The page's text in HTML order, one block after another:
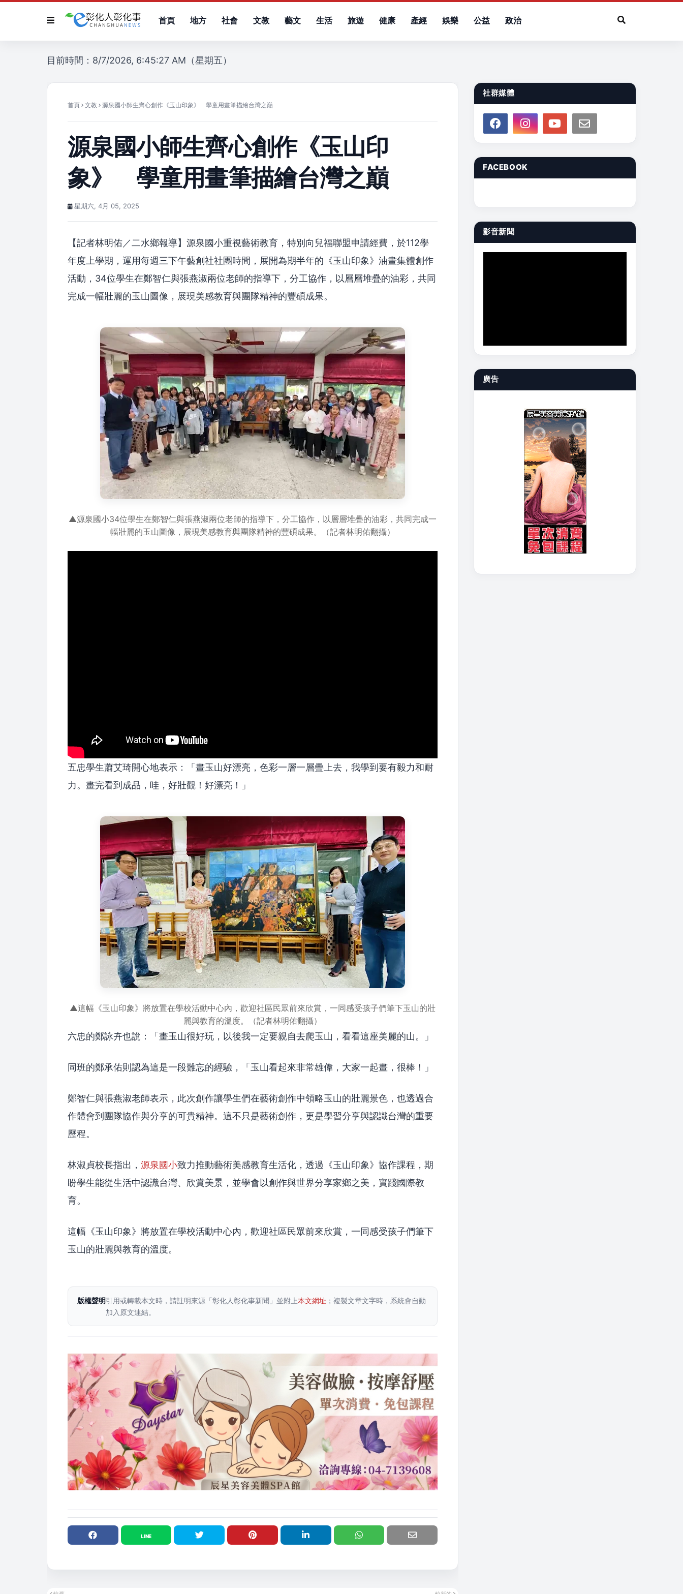
首頁 地方 社會 文教 藝文 生活 旅遊 健康 產經 娛樂 公益 政治
目前時間：8/7/2026, 6:45:27 AM（星期五）
首頁 文教 源泉國小師生齊心創作《玉山印象》 學童用畫筆描繪台灣之巔
源泉國小師生齊心創作《玉山印
象》 學童用畫筆描繪台灣之巔
星期六, 4月 05, 2025
【記者林明佑／二水鄉報導】源泉國小重視藝術教育，特別向兒福聯盟申請經費，於112學
年度上學期，運用每週三下午藝創社社團時間，展開為期半年的《玉山印象》油畫集體創作
活動，34位學生在鄭智仁與張燕淑兩位老師的指導下，分工協作，以層層堆疊的油彩，共同
完成一幅壯麗的玉山圖像，展現美感教育與團隊精神的豐碩成果。
▲源泉國小34位學生在鄭智仁與張燕淑兩位老師的指導下，分工協作，以層層堆疊的油彩，共同完成一
幅壯麗的玉山圖像，展現美感教育與團隊精神的豐碩成果。（記者林明佑翻攝）
五忠學生蕭艾琦開心地表示：「畫玉山好漂亮，色彩一層一層疊上去，我學到要有毅力和耐
力。畫完看到成品，哇，好壯觀！好漂亮！」
▲這幅《玉山印象》將放置在學校活動中心內，歡迎社區民眾前來欣賞，一同感受孩子們筆下玉山的壯
麗與教育的溫度。（記者林明佑翻攝）
六忠的鄭詠卉也說：「畫玉山很好玩，以後我一定要親自去爬玉山，看看這座美麗的山。」
同班的鄭承佑則認為這是一段難忘的經驗，「玉山看起來非常雄偉，大家一起畫，很棒！」
鄭智仁與張燕淑老師表示，此次創作讓學生們在藝術創作中領略玉山的壯麗景色，也透過合
作體會到團隊協作與分享的可貴精神。這不只是藝術創作，更是學習分享與認識台灣的重要
歷程。
林淑貞校長指出， 源泉國小致力推動藝術美感教育生活化，透過《玉山印象》協作課程，期
盼學生能從生活中認識台灣、欣賞美景，並學會以創作與世界分享家鄉之美，實踐國際教
育。
這幅《玉山印象》將放置在學校活動中心內，歡迎社區民眾前來欣賞，一同感受孩子們筆下
玉山的壯麗與教育的溫度。
版權聲明引用或轉載本文時，請註明來源「彰化人彰化事新聞」並附上本文網址 ；複製文章文字時，系統會自動
加入原文連結。
社群媒體
FACEBOOK
影音新聞
廣告